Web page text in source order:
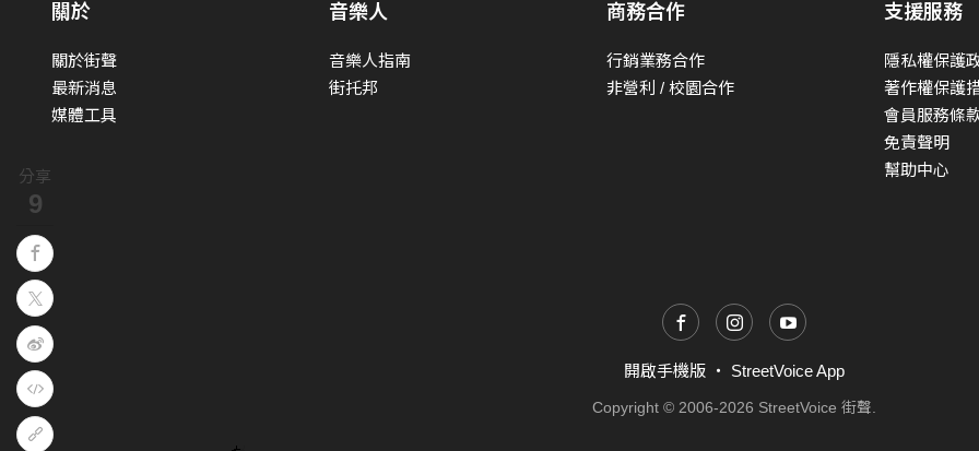
分享
9
忽然若即若離
忽然掉進漩渦裡
我的愛 怎麼會隨風飄離
Singou99
關於
關於街聲
最新消息
媒體工具
音樂人
音樂人指南
街托邦
商務合作
行銷業務合作
非營利 / 校園合作
支援服務
隱私權保護
著作權保護
會員服務條
免責聲明
幫助中心
開啟手機版 ・ StreetVoice App
Copyright © 2006-2026 StreetVoice 街聲.